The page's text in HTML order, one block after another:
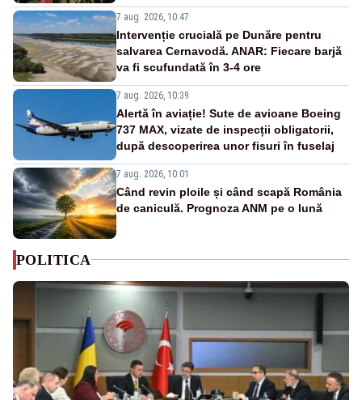
7 aug. 2026, 10:47
Intervenție crucială pe Dunăre pentru
salvarea Cernavodă. ANAR: Fiecare barjă
va fi scufundată în 3-4 ore
7 aug. 2026, 10:39
Alertă în aviație! Sute de avioane Boeing
737 MAX, vizate de inspecții obligatorii,
după descoperirea unor fisuri în fuselaj
7 aug. 2026, 10:01
Când revin ploile și când scapă România
de caniculă. Prognoza ANM pe o lună
POLITICA